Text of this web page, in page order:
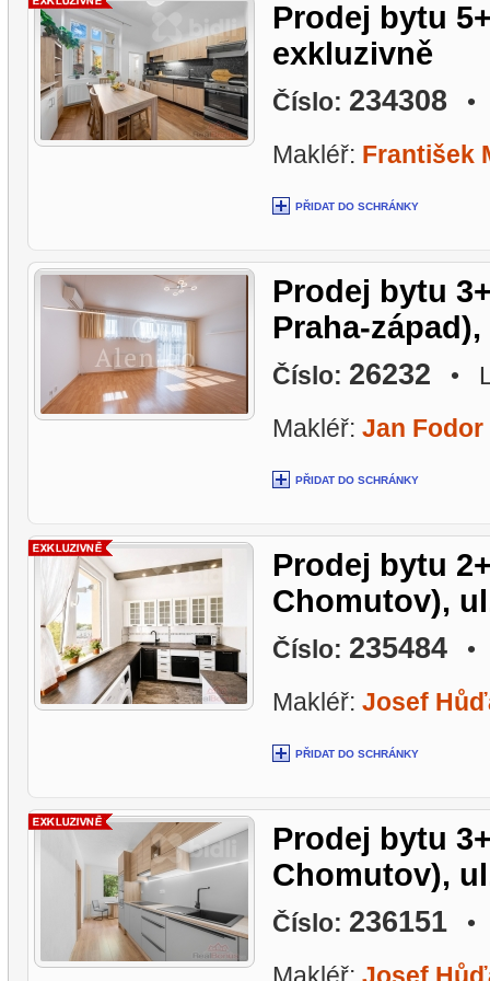
Prodej bytu
exkluzivně
Číslo: 234308 •
Makléř: František
PŘIDAT DO SCHRÁNKY
Prodej bytu
Praha-
Číslo: 26232 •
Makléř: Jan Fodor
PŘIDAT DO SCHRÁNKY
Prodej bytu
Chomutov),
Číslo: 235484 •
Makléř: Josef
PŘIDAT DO SCHRÁNKY
Prodej bytu
Chomutov),
Číslo: 236151 •